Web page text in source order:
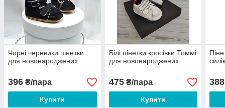
Чорні черевики пінетки
для новонароджених
396 ₴/пара
Купити
Білі пінетки кросівки Томмі
для новонароджених
475₴/пара
Купити
388